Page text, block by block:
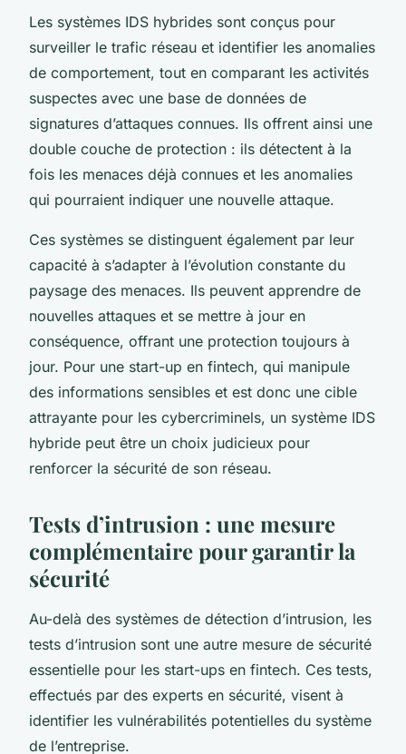
Les systèmes IDS hybrides sont conçus pour
surveiller le trafic réseau et identifier les anomalies
de comportement, tout en comparant les activités
suspectes avec une base de données de
signatures d’attaques connues. Ils offrent ainsi une
double couche de protection : ils détectent à la
fois les menaces déjà connues et les anomalies
qui pourraient indiquer une nouvelle attaque.
Ces systèmes se distinguent également par leur
capacité à s’adapter à l’évolution constante du
paysage des menaces. Ils peuvent apprendre de
nouvelles attaques et se mettre à jour en
conséquence, offrant une protection toujours à
jour. Pour une start-up en fintech, qui manipule
des informations sensibles et est donc une cible
attrayante pour les cybercriminels, un système IDS
hybride peut être un choix judicieux pour
renforcer la sécurité de son réseau.
Tests d’intrusion : une mesure
complémentaire pour garantir la
sécurité
Au-delà des systèmes de détection d’intrusion, les
tests d’intrusion sont une autre mesure de sécurité
essentielle pour les start-ups en fintech. Ces tests,
effectués par des experts en sécurité, visent à
identifier les vulnérabilités potentielles du système
de l’entreprise.